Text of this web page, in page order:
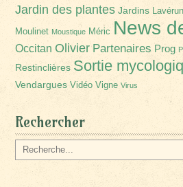
Jardin des plantes Jardins
Moulinet Moustique Méric News
Occitan Olivier Partenaires Prog
Restinclières Sortie
Vendargues Vidéo Vigne Virus
Rechercher